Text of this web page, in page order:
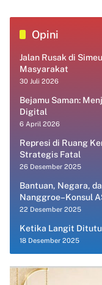
Opini
Jalan Rusak di
Masyarakat
30 Juli 2026
Bejamu Saman:
Digital
6 April 2026
Represi di Ruang
Strategis Fatal
26 Desember 2025
Bantuan, Negara,
Nanggroe–Konsul
22 Desember 2025
Ketika Langit
18 Desember 2025